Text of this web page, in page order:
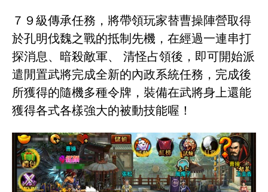
７９級傳承任務，將帶領玩家替曹操陣營取得
於孔明伐魏之戰的抵制先機，在經過一連串打
探消息、暗殺敵軍、 清怪占領後，即可開始派
遣閒置武將完成全新的內政系統任務，完成後
所獲得的隨機多種令牌，裝備在武將身上還能
獲得各式各樣強大的被動技能喔！